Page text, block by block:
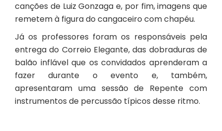
canções de Luiz Gonzaga e, por fim, imagens que
remetem à figura do cangaceiro com chapéu.
Já os professores foram os responsáveis pela
entrega do Correio Elegante, das dobraduras de
balão inflável que os convidados aprenderam a
fazer durante o evento e, também,
apresentaram uma sessão de Repente com
instrumentos de percussão típicos desse ritmo.